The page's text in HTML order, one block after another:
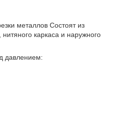
металлов Состоят из
каркаса и наружного
давлением: